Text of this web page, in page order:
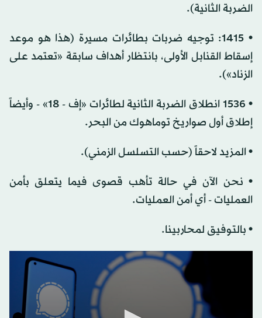
الضربة الثانية).
• 1415: توجيه ضربات بطائرات مسيرة (هذا هو موعد
إسقاط القنابل الأولى، بانتظار أهداف سابقة «تعتمد على
الزناد»).
• 1536 انطلاق الضربة الثانية لطائرات «إف - 18» - وأيضاً
إطلاق أول صواريخ توماهوك من البحر.
• المزيد لاحقاً (حسب التسلسل الزمني).
• نحن الآن في حالة تأهب قصوى فيما يتعلق بأمن
العمليات - أي أمن العمليات.
• بالتوفيق لمحاربينا.